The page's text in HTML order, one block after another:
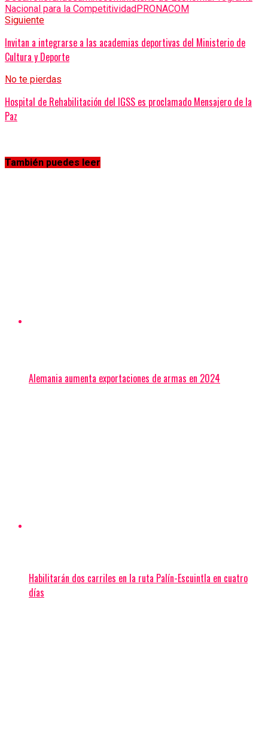
Nacional para la CompetitividadPRONACOM
Siguiente
Invitan a integrarse a las academias deportivas del Ministerio de
Cultura y Deporte
No te pierdas
Hospital de Rehabilitación del IGSS es proclamado Mensajero de la
Paz
También puedes leer
Alemania aumenta exportaciones de armas en 2024
Habilitarán dos carriles en la ruta Palín-Escuintla en cuatro
días